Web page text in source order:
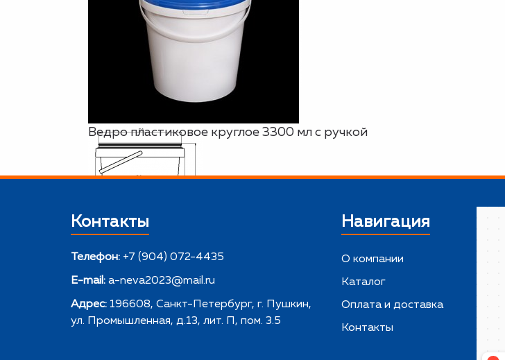
Ведро пластиковое круглое 3300 мл с ручкой
Контакты
Телефон: +7 (904) 072-4435
E-mail: a-neva2023@mail.ru
Адрес: 196608, Санкт-Петербург, г. Пушкин,
ул. Промышленная, д.13, лит. П, пом. 3.5
Навигация
О компании
Каталог
Оплата и доставка
Контакты